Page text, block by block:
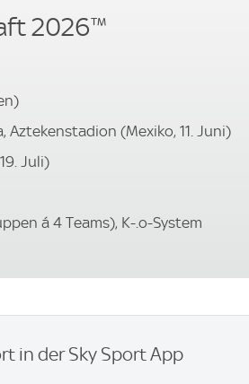
2026™
(Mexiko, 11. Juni)
Juli)
á 4 Teams), K-.o-System
in der Sky Sport App